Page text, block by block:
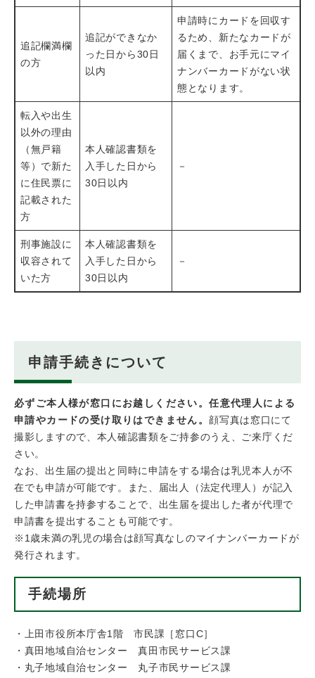
追記欄満欄
の方
追記ができなか
った日から30日
以内
申請時にカードを回収す
るため、新たなカードが
届くまで、お手元にマイ
ナンバーカードがない状
態となります。
転入や出生
以外の理由
（無戸籍
等）で新た
に住民票に
記載された
方
本人確認書類を
入手した日から
30日以内
－
刑事施設に
収容されて
いた方
本人確認書類を
入手した日から
30日以内
－
申請手続きについて
必ずご本人様が窓口にお越しください。任意代理人による
申請やカードの受け取りはできません。 顔写真は窓口にて
撮影しますので、本人確認書類をご持参のうえ、ご来庁くだ
さい。
なお、出生届の提出と同時に申請をする場合は乳児本人が不
在でも申請が可能です。また、届出人（法定代理人）が記入
した申請書を持参することで、出生届を提出した者が代理で
申請書を提出することも可能です。
※1歳未満の乳児の場合は顔写真なしのマイナンバーカードが
発行されます。
手続場所
・上田市役所本庁舎1階 市民課［窓口C］
・真田地域自治センター 真田市民サービス課
・丸子地域自治センター 丸子市民サービス課